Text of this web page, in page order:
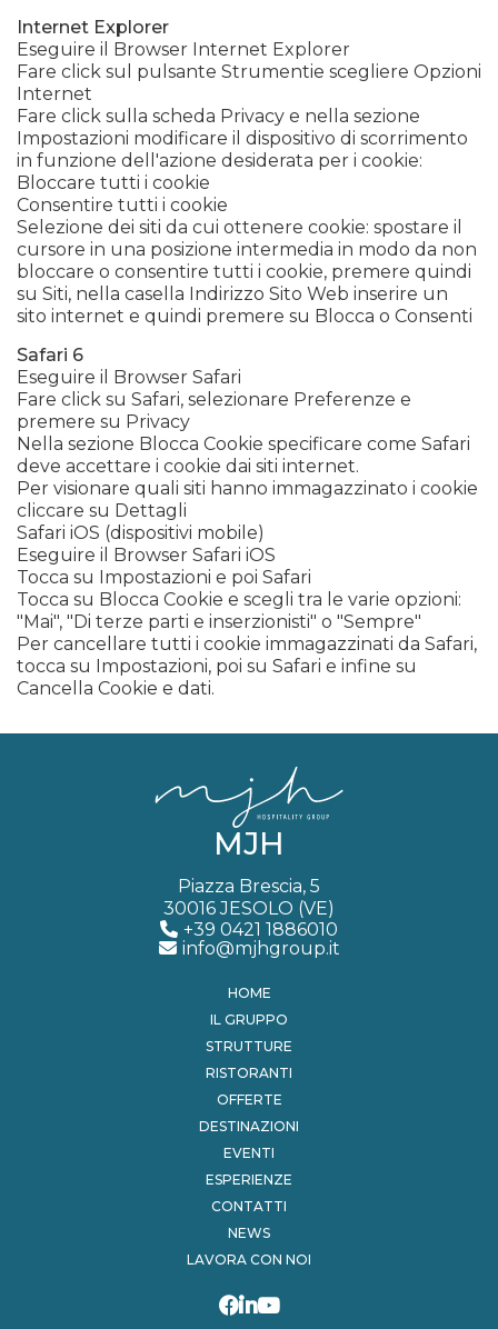
Internet Explorer
Eseguire il Browser Internet Explorer
Fare click sul pulsante Strumentie scegliere Opzioni
Internet
Fare click sulla scheda Privacy e nella sezione
Impostazioni modificare il dispositivo di scorrimento
in funzione dell'azione desiderata per i cookie:
Bloccare tutti i cookie
Consentire tutti i cookie
Selezione dei siti da cui ottenere cookie: spostare il
cursore in una posizione intermedia in modo da non
bloccare o consentire tutti i cookie, premere quindi
su Siti, nella casella Indirizzo Sito Web inserire un
sito internet e quindi premere su Blocca o Consenti
Safari 6
Eseguire il Browser Safari
Fare click su Safari, selezionare Preferenze e
premere su Privacy
Nella sezione Blocca Cookie specificare come Safari
deve accettare i cookie dai siti internet.
Per visionare quali siti hanno immagazzinato i cookie
cliccare su Dettagli
Safari iOS (dispositivi mobile)
Eseguire il Browser Safari iOS
Tocca su Impostazioni e poi Safari
Tocca su Blocca Cookie e scegli tra le varie opzioni:
"Mai", "Di terze parti e inserzionisti" o "Sempre"
Per cancellare tutti i cookie immagazzinati da Safari,
tocca su Impostazioni, poi su Safari e infine su
Cancella Cookie e dati.
MJH
Piazza Brescia, 5
30016 JESOLO (VE)
+39 0421 1886010
info@mjhgroup.it
HOME
IL GRUPPO
STRUTTURE
RISTORANTI
OFFERTE
DESTINAZIONI
EVENTI
ESPERIENZE
CONTATTI
NEWS
LAVORA CON NOI